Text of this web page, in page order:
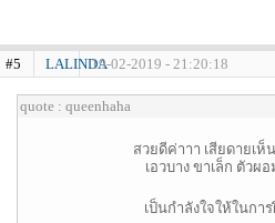
#5 LALINDA19-02-2019 - 21:20:18
quote : queenhaha
สวยดีค่าาา เสียดายเ
เอวบาง ขาเล็ก ตัวผ
เป็นกำลังใจให้ในกา